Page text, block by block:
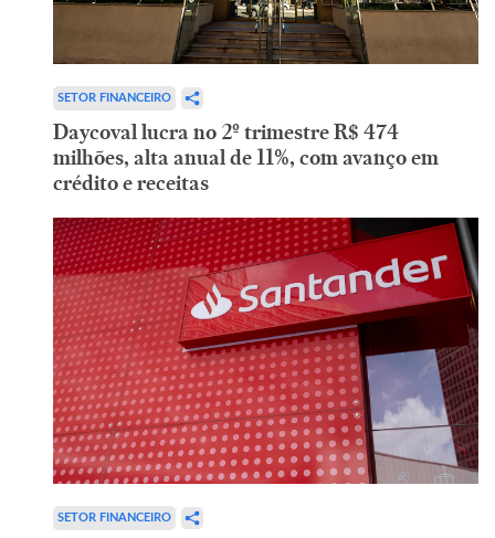
SETOR FINANCEIRO
Daycoval lucra no 2º trimestre R$ 474
milhões, alta anual de 11%, com avanço em
crédito e receitas
SETOR FINANCEIRO